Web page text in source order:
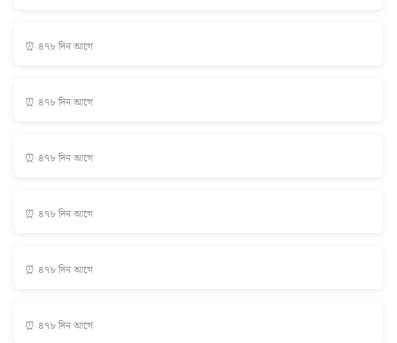
⏰ ৪৭৮ দিন আগে
⏰ ৪৭৮ দিন আগে
⏰ ৪৭৮ দিন আগে
⏰ ৪৭৮ দিন আগে
⏰ ৪৭৮ দিন আগে
⏰ ৪৭৮ দিন আগে